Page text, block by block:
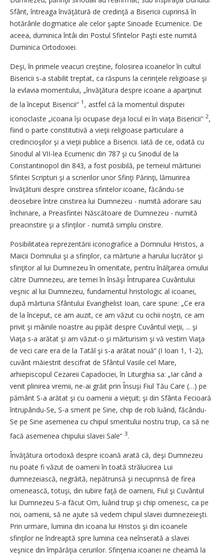
Sfânt, întreaga învăţătură de credinţă a Bisericii cuprinsă în
hotărârile dogmatice ale celor şapte Sinoade Ecumenice. De
aceea, duminica întâi din Postul Sfintelor Paşti este numită
Duminica Ortodoxiei.
Deşi, în primele veacuri creştine, folosirea icoanelor în cultul
Bisericii s-a stabilit treptat, ca răspuns la cerinţele religioase şi
la evlavia momentului, „învăţătura despre icoane a aparţinut
de la început Bisericii“ 1 , astfel că la momentul disputei
iconoclaste „icoana îşi ocupase deja locul ei în viaţa Bisericii“ 2,
fiind o parte constitutivă a vieţii religioase particulare a
credincioşilor şi a vieţii publice a Bisericii. Iată de ce, odată cu
Sinodul al VII-lea Ecumenic din 787 şi cu Sinodul de la
Constantinopol din 843, a fost posibilă, pe temeiul mărturiei
Sfintei Scripturi şi a scrierilor unor Sfinţi Părinţi, lămurirea
învăţăturii despre cinstirea sfintelor icoane, făcându-se
deosebire între cinstirea lui Dumnezeu - numită adorare sau
închinare, a Preasfintei Născătoare de Dumnezeu - numită
preacinstire şi a sfinţilor - numită simplu cinstire.
Posibilitatea reprezentării iconografice a Domnului Hristos, a
Maicii Domnului şi a sfinţilor, ca mărturie a harului lucrător şi
sfinţitor al lui Dumnezeu în omenitate, pentru înălţarea omului
către Dumnezeu, are temei în însăşi Întruparea Cuvântului
veşnic al lui Dumnezeu, fundamentul hristologic al icoanei,
după mărturia Sfântului Evanghelist Ioan, care spune: „Ce era
de la început, ce am auzit, ce am văzut cu ochii noştri, ce am
privit şi mâinile noastre au pipăit despre Cuvântul vieţii, ... şi
Viaţa s-a arătat şi am văzut-o şi mărturisim şi vă vestim Viaţa
de veci care era de la Tatăl şi s-a arătat nouă“ (I Ioan 1, 1-2),
cuvânt măiestrit descifrat de Sfântul Vasile cel Mare,
arhiepiscopul Cezareii Capadociei, în Liturghia sa: „Iar când a
venit plinirea vremii, ne-ai grăit prin Însuşi Fiul Tău Care (…) pe
pământ S-a arătat şi cu oamenii a vieţuit; şi din Sfânta Fecioară
întrupându-Se, S-a smerit pe Sine, chip de rob luând, făcându-
Se pe Sine asemenea cu chipul smeritului nostru trup, ca să ne
facă asemenea chipului slavei Sale“ 3.
Învăţătura ortodoxă despre icoană arată că, deşi Dumnezeu
nu poate fi văzut de oameni în toată strălucirea Lui
dumnezeiască, negrăită, nepătrunsă şi necuprinsă de firea
omenească, totuşi, din iubire faţă de oameni, Fiul şi Cuvântul
lui Dumnezeu S-a făcut Om, luând trup şi chip omenesc, ca pe
noi, oamenii, să ne ajute să vedem chipul slavei dumnezeieşti.
Prin urmare, lumina din icoana lui Hristos şi din icoanele
sfinţilor ne îndreaptă spre lumina cea neînserată a slavei
veşnice din împărăţia cerurilor. Sfinţenia icoanei ne cheamă la